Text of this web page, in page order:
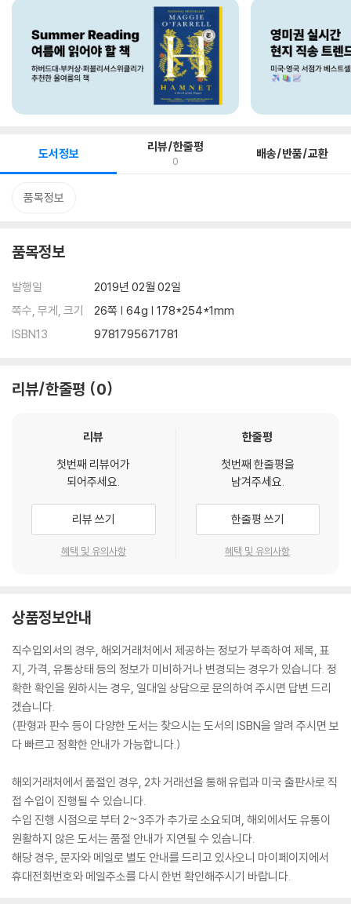
도서정보 리뷰/한줄평
0 배송/반품/교환
품목정보
품목정보
발행일
2019년 02월 02일
쪽수, 무게, 크기
26쪽 | 64g | 178*254*1mm
ISBN13
9781795671781
리뷰/한줄평 0
리뷰
첫번째 리뷰어가
되어주세요.
리뷰 쓰기
혜택 및 유의사항
한줄평
첫번째 한줄평을
남겨주세요.
한줄평 쓰기
혜택 및 유의사항
상품정보안내
직수입외서의 경우, 해외거래처에서 제공하는 정보가 부족하여 제목, 표
지, 가격, 유통상태 등의 정보가 미비하거나 변경되는 경우가 있습니다. 정
확한 확인을 원하시는 경우, 일대일 상담으로 문의하여 주시면 답변 드리
겠습니다.
(판형과 판수 등이 다양한 도서는 찾으시는 도서의 ISBN을 알려 주시면 보
다 빠르고 정확한 안내가 가능합니다.)
해외거래처에서 품절인 경우, 2차 거래선을 통해 유럽과 미국 출판사로 직
접 수입이 진행될 수 있습니다.
수입 진행 시점으로 부터 2~3주가 추가로 소요되며, 해외에서도 유통이
원활하지 않은 도서는 품절 안내가 지연될 수 있습니다.
해당 경우, 문자와 메일로 별도 안내를 드리고 있사오니 마이페이지에서
휴대전화번호와 메일주소를 다시 한번 확인해주시기 바랍니다.